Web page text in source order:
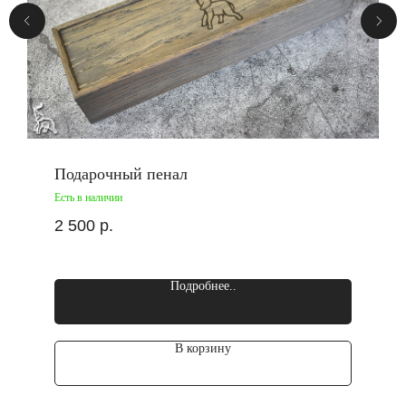
Подарочный пенал
Есть в наличии
2 500 р.
Подробнее..
В корзину